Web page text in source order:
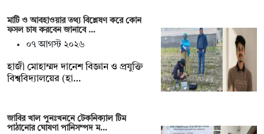
মাটি ও আবহাওয়ার তথ্য বিশ্লেষণ করে কোন
ফসল চাষ করবেন জানাবে …
০৭ আগস্ট ২০২৬
হাজী মোহাম্মদ দানেশ বিজ্ঞান ও প্রযুক্তি
বিশ্ববিদ্যালয়ের (হা…
জাবির খাল পুনঃখননে টেকনিক্যাল টিম
পাঠানোর ঘোষণা পানিসম্পদ ম…